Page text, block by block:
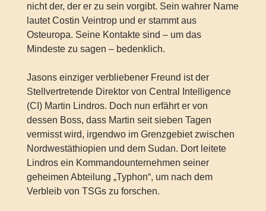
nicht der, der er zu sein vorgibt. Sein wahrer Name
lautet Costin Veintrop und er stammt aus
Osteuropa. Seine Kontakte sind – um das
Mindeste zu sagen – bedenklich.
Jasons einziger verbliebener Freund ist der
Stellvertretende Direktor von Central Intelligence
(CI) Martin Lindros. Doch nun erfährt er von
dessen Boss, dass Martin seit sieben Tagen
vermisst wird, irgendwo im Grenzgebiet zwischen
Nordwestäthiopien und dem Sudan. Dort leitete
Lindros ein Kommandounternehmen seiner
geheimen Abteilung „Typhon“, um nach dem
Verbleib von TSGs zu forschen.